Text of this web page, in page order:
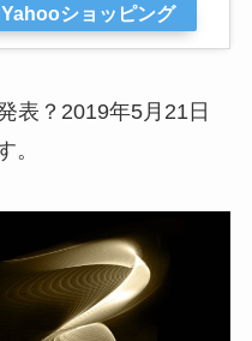
Yahooショッピング
表？2019年5月21日
。